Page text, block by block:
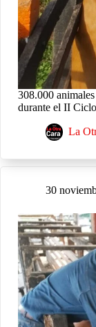
308.000
durante el II
La
30